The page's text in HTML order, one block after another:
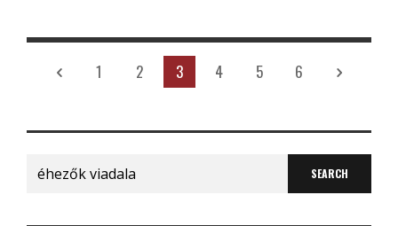
1 2 3 4 5 6
Search
for: